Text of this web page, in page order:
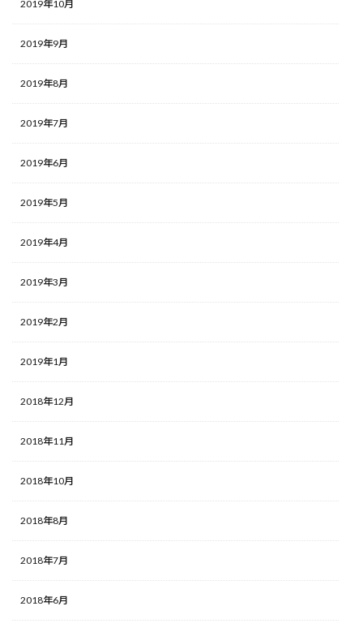
2019年10月
2019年9月
2019年8月
2019年7月
2019年6月
2019年5月
2019年4月
2019年3月
2019年2月
2019年1月
2018年12月
2018年11月
2018年10月
2018年8月
2018年7月
2018年6月